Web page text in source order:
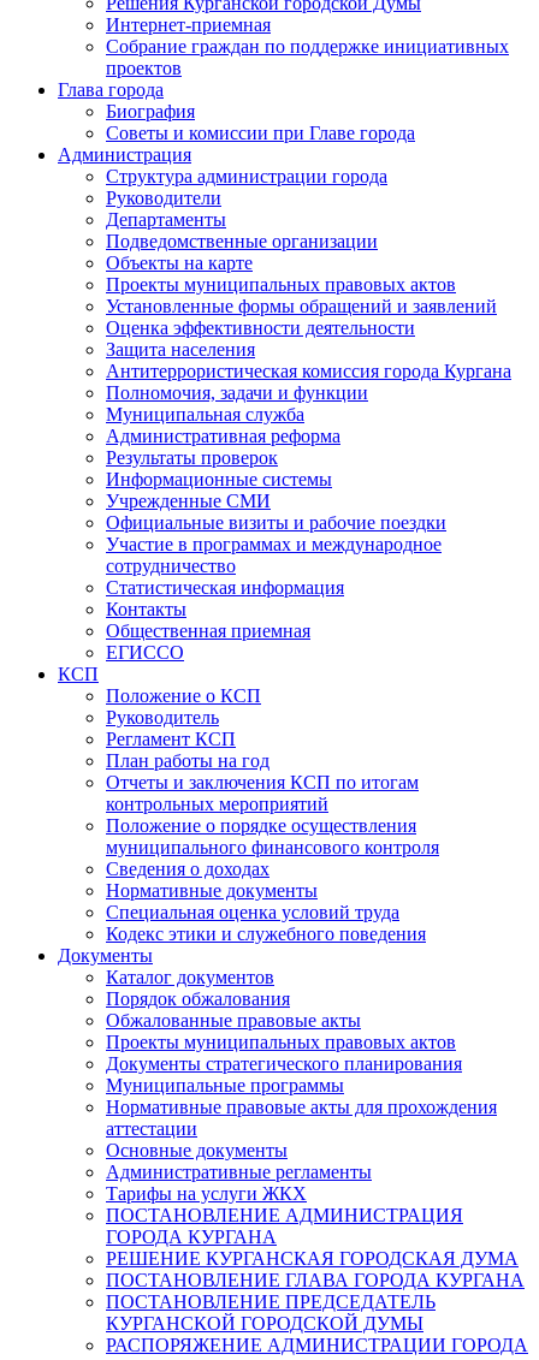
Интернет-приемная
Собрание граждан по поддержке инициативных
проектов
Глава города
Биография
Советы и комиссии при Главе города
Администрация
Структура администрации города
Руководители
Департаменты
Подведомственные организации
Объекты на карте
Проекты муниципальных правовых актов
Установленные формы обращений и заявлений
Оценка эффективности деятельности
Защита населения
Антитеррористическая комиссия города Кургана
Полномочия, задачи и функции
Муниципальная служба
Административная реформа
Результаты проверок
Информационные системы
Учрежденные СМИ
Официальные визиты и рабочие поездки
Участие в программах и международное
сотрудничество
Статистическая информация
Контакты
Общественная приемная
ЕГИССО
КСП
Положение о КСП
Руководитель
Регламент КСП
План работы на год
Отчеты и заключения КСП по итогам
контрольных мероприятий
Положение о порядке осуществления
муниципального финансового контроля
Сведения о доходах
Нормативные документы
Специальная оценка условий труда
Кодекс этики и служебного поведения
Документы
Каталог документов
Порядок обжалования
Обжалованные правовые акты
Проекты муниципальных правовых актов
Документы стратегического планирования
Муниципальные программы
Нормативные правовые акты для прохождения
аттестации
Основные документы
Административные регламенты
Тарифы на услуги ЖКХ
ПОСТАНОВЛЕНИЕ АДМИНИСТРАЦИЯ
ГОРОДА КУРГАНА
РЕШЕНИЕ КУРГАНСКАЯ ГОРОДСКАЯ ДУМА
ПОСТАНОВЛЕНИЕ ГЛАВА ГОРОДА КУРГАНА
ПОСТАНОВЛЕНИЕ ПРЕДСЕДАТЕЛЬ
КУРГАНСКОЙ ГОРОДСКОЙ ДУМЫ
РАСПОРЯЖЕНИЕ АДМИНИСТРАЦИИ ГОРОДА